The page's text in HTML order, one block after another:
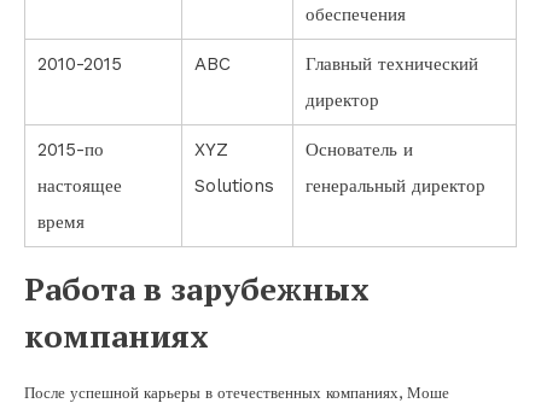
обеспечения
2010-2015 ABC
Главный технический
директор
2015-по
настоящее
время
XYZ
Solutions
Основатель и
генеральный директор
Работа в зарубежных
компаниях
После успешной карьеры в отечественных компаниях, Моше